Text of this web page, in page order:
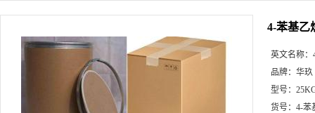
4-苯基乙
英文名称：
品牌： 华玖
型号：
货号： 4-苯